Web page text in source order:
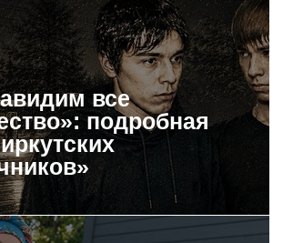
все
подробная